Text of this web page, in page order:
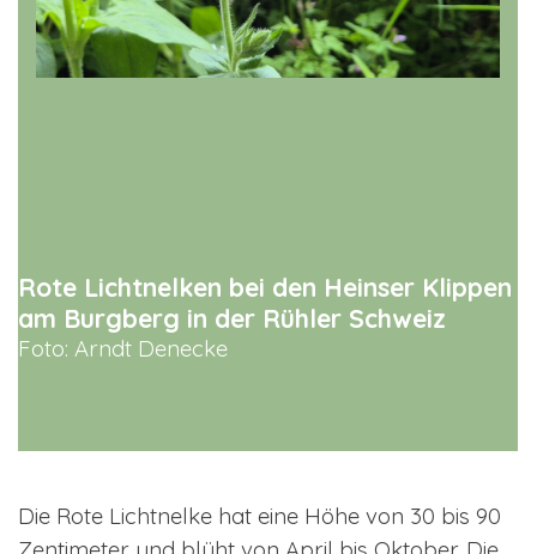
Rote Lichtnelken bei den Heinser Klippen
am Burgberg in der Rühler Schweiz
Foto: Arndt Denecke
Die Rote Lichtnelke hat eine Höhe von 30 bis 90